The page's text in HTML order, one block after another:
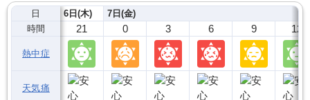
日
時間
熱中症
天気痛
6日(木)
21
7日(金)
0 3 6 9 12